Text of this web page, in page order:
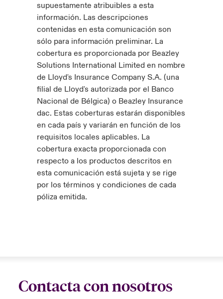
supuestamente atribuibles a esta
información. Las descripciones
contenidas en esta comunicación son
sólo para información preliminar. La
cobertura es proporcionada por Beazley
Solutions International Limited en nombre
de Lloyd's Insurance Company S.A. (una
filial de Lloyd's autorizada por el Banco
Nacional de Bélgica) o Beazley Insurance
dac. Estas coberturas estarán disponibles
en cada país y variarán en función de los
requisitos locales aplicables. La
cobertura exacta proporcionada con
respecto a los productos descritos en
esta comunicación está sujeta y se rige
por los términos y condiciones de cada
póliza emitida.
Contacta con nosotros